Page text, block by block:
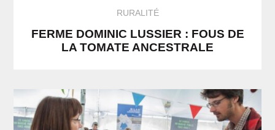
RURALITÉ
FERME DOMINIC LUSSIER : FOUS DE
LA TOMATE ANCESTRALE